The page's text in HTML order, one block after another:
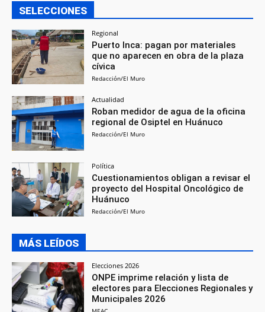
SELECCIONES
Regional
Puerto Inca: pagan por materiales
que no aparecen en obra de la plaza
cívica
Redacción/El Muro
Actualidad
Roban medidor de agua de la oficina
regional de Osiptel en Huánuco
Redacción/El Muro
Política
Cuestionamientos obligan a revisar el
proyecto del Hospital Oncológico de
Huánuco
Redacción/El Muro
MÁS LEÍDOS
Elecciones 2026
ONPE imprime relación y lista de
electores para Elecciones Regionales y
Municipales 2026